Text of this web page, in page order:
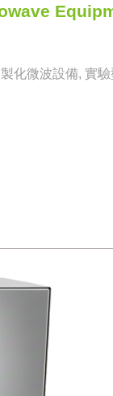
化微波設備, 實